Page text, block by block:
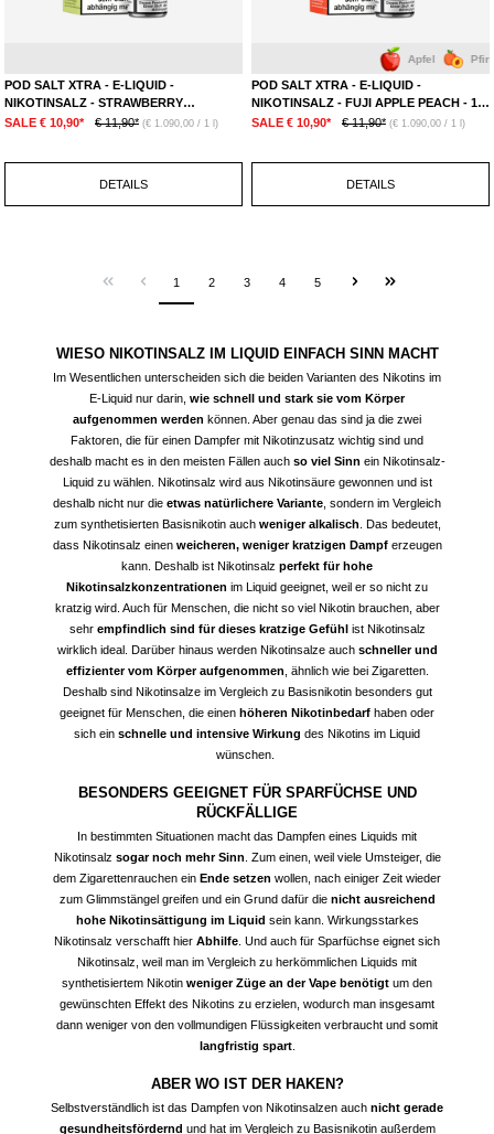
Wassermelone
POD SALT XTRA - E-LIQUID -
NIKOTINSALZ - STRAWBERRY
WATERMELON KIWI - 10 ML - 10 MG
SALE € 10,90* € 11,90* (€ 1.090,00 / 1 l)
DETAILS
Pfirisch
POD SALT XTRA - E-LIQUID -
NIKOTINSALZ - FUJI APPLE PEACH - 10
ML - 10 MG
SALE € 10,90* € 11,90* (€ 1.090,00 / 1 l)
DETAILS
1 2 3 4 5
WIESO NIKOTINSALZ IM LIQUID EINFACH SINN MACHT
Im Wesentlichen unterscheiden sich die beiden Varianten des Nikotins im
E-Liquid nur darin, wie schnell und stark sie vom Körper
aufgenommen werden können. Aber genau das sind ja die zwei
Faktoren, die für einen Dampfer mit Nikotinzusatz wichtig sind und
deshalb macht es in den meisten Fällen auch so viel Sinn ein Nikotinsalz-
Liquid zu wählen. Nikotinsalz wird aus Nikotinsäure gewonnen und ist
deshalb nicht nur die etwas natürlichere Variante , sondern im Vergleich
zum synthetisierten Basisnikotin auch weniger alkalisch . Das bedeutet,
dass Nikotinsalz einen weicheren, weniger kratzigen Dampferzeugen
kann. Deshalb ist Nikotinsalz perfekt für hohe
Nikotinsalzkonzentrationen im Liquid geeignet, weil er so nicht zu
kratzig wird. Auch für Menschen, die nicht so viel Nikotin brauchen, aber
sehr empfindlich sind für dieses kratzige Gefühl ist Nikotinsalz
wirklich ideal. Darüber hinaus werden Nikotinsalze auchschneller und
effizienter vom Körper aufgenommen , ähnlich wie bei Zigaretten.
Deshalb sind Nikotinsalze im Vergleich zu Basisnikotin besonders gut
geeignet für Menschen, die einen höheren Nikotinbedarf haben oder
sich ein schnelle und intensive Wirkung des Nikotins im Liquid
wünschen.
BESONDERS GEEIGNET FÜR SPARFÜCHSE UND
RÜCKFÄLLIGE
In bestimmten Situationen macht das Dampfen eines Liquids mit
Nikotinsalz sogar noch mehr Sinn . Zum einen, weil viele Umsteiger, die
dem Zigarettenrauchen ein Ende setzen wollen, nach einiger Zeit wieder
zum Glimmstängel greifen und ein Grund dafür dienicht ausreichend
hohe Nikotinsättigung im Liquid sein kann. Wirkungsstarkes
Nikotinsalz verschafft hier Abhilfe . Und auch für Sparfüchse eignet sich
Nikotinsalz, weil man im Vergleich zu herkömmlichen Liquids mit
synthetisiertem Nikotin weniger Züge an derVape benötigt um den
gewünschten Effekt des Nikotins zu erzielen, wodurch man insgesamt
dann weniger von den vollmundigen Flüssigkeiten verbraucht und somit
langfristig spart.
ABER WO IST DER HAKEN?
Selbstverständlich ist das Dampfen von Nikotinsalzen auch nicht gerade
gesundheitsfördernd und hat im Vergleich zu Basisnikotin außerdem